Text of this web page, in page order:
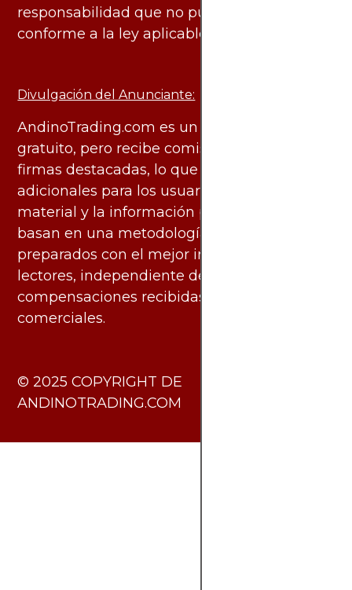
responsabilidad que no pueda ser excluida
conforme a la ley aplicable.
Divulgación del Anunciante:
AndinoTrading.com es un sitio de uso
gratuito, pero recibe comisiones de algunas
firmas destacadas, lo que no genera costos
adicionales para los usuarios. Todo el
material y la información publicados se
basan en una metodología imparcial y están
preparados con el mejor interés de los
lectores, independiente de las
compensaciones recibidas de socios
comerciales.
​© 2025 COPYRIGHT DE
ANDINOTRADING.COM